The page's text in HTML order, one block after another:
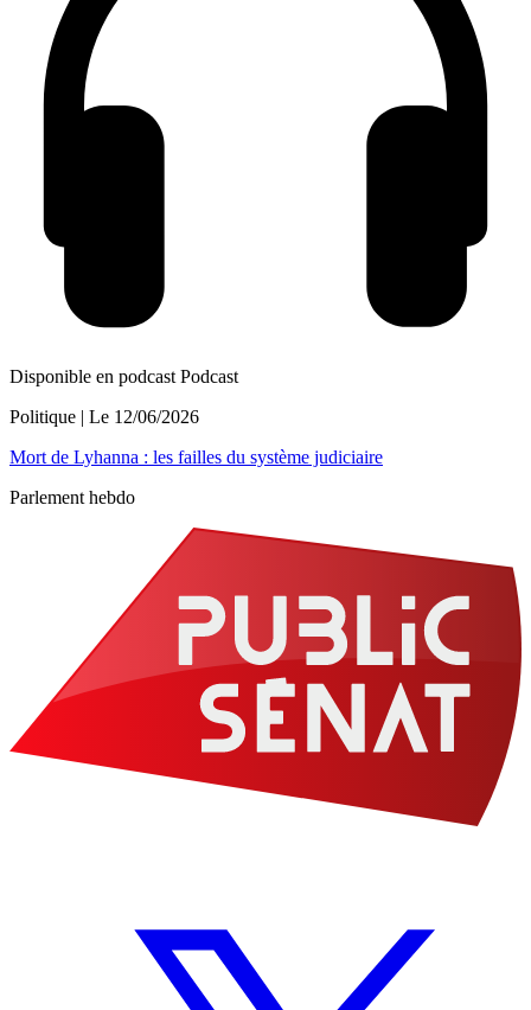
Disponible en podcast Podcast
Politique | Le 12/06/2026
Mort de Lyhanna : les failles du système judiciaire
Parlement hebdo